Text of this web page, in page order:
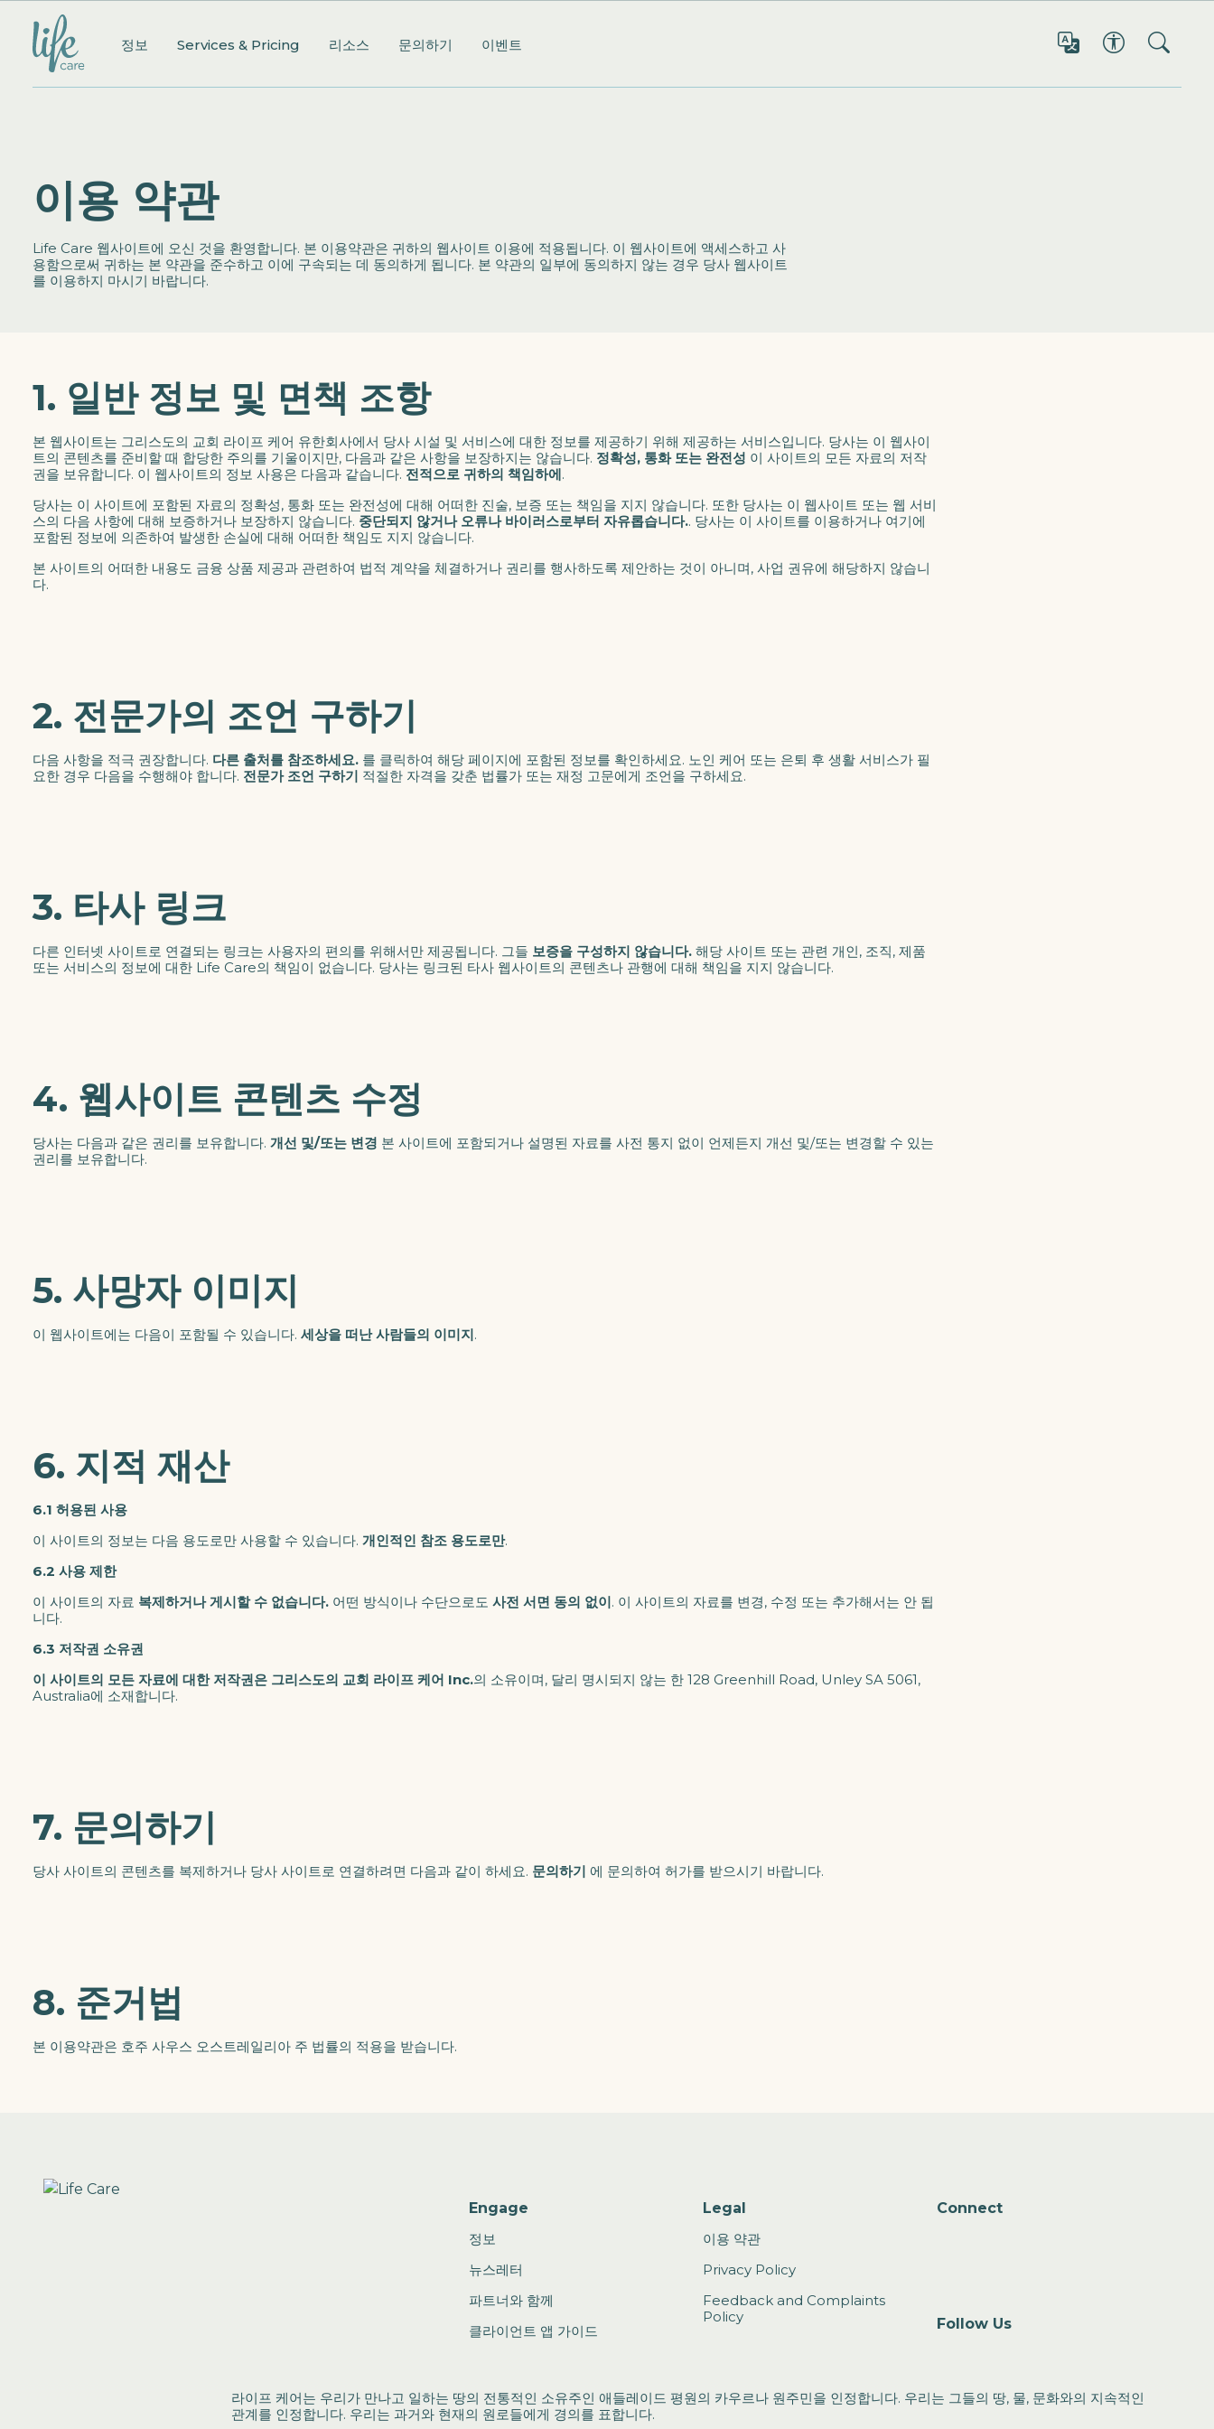
정보 Services & Pricing 리소스 문의하기 이벤트
이용 약관
Life Care 웹사이트에 오신 것을 환영합니다. 본 이용약관은 귀하의 웹사이트 이용에 적용됩니다. 이 웹사이트에 액세스하고 사
용함으로써 귀하는 본 약관을 준수하고 이에 구속되는 데 동의하게 됩니다. 본 약관의 일부에 동의하지 않는 경우 당사 웹사이트
를 이용하지 마시기 바랍니다.
1. 일반 정보 및 면책 조항
본 웹사이트는 그리스도의 교회 라이프 케어 유한회사에서 당사 시설 및 서비스에 대한 정보를 제공하기 위해 제공하는 서비스입니다. 당사는 이 웹사이
트의 콘텐츠를 준비할 때 합당한 주의를 기울이지만, 다음과 같은 사항을 보장하지는 않습니다. 정확성, 통화 또는 완전성 이 사이트의 모든 자료의 저작
권을 보유합니다. 이 웹사이트의 정보 사용은 다음과 같습니다. 전적으로 귀하의 책임하에.
당사는 이 사이트에 포함된 자료의 정확성, 통화 또는 완전성에 대해 어떠한 진술, 보증 또는 책임을 지지 않습니다. 또한 당사는 이 웹사이트 또는 웹 서비
스의 다음 사항에 대해 보증하거나 보장하지 않습니다. 중단되지 않거나 오류나 바이러스로부터 자유롭습니다.. 당사는 이 사이트를 이용하거나 여기에
포함된 정보에 의존하여 발생한 손실에 대해 어떠한 책임도 지지 않습니다.
본 사이트의 어떠한 내용도 금융 상품 제공과 관련하여 법적 계약을 체결하거나 권리를 행사하도록 제안하는 것이 아니며, 사업 권유에 해당하지 않습니
다.
2. 전문가의 조언 구하기
다음 사항을 적극 권장합니다. 다른 출처를 참조하세요. 를 클릭하여 해당 페이지에 포함된 정보를 확인하세요. 노인 케어 또는 은퇴 후 생활 서비스가 필
요한 경우 다음을 수행해야 합니다. 전문가 조언 구하기 적절한 자격을 갖춘 법률가 또는 재정 고문에게 조언을 구하세요.
3. 타사 링크
다른 인터넷 사이트로 연결되는 링크는 사용자의 편의를 위해서만 제공됩니다. 그들 보증을 구성하지 않습니다. 해당 사이트 또는 관련 개인, 조직, 제품
또는 서비스의 정보에 대한 Life Care의 책임이 없습니다. 당사는 링크된 타사 웹사이트의 콘텐츠나 관행에 대해 책임을 지지 않습니다.
4. 웹사이트 콘텐츠 수정
당사는 다음과 같은 권리를 보유합니다. 개선 및/또는 변경 본 사이트에 포함되거나 설명된 자료를 사전 통지 없이 언제든지 개선 및/또는 변경할 수 있는
권리를 보유합니다.
5. 사망자 이미지
이 웹사이트에는 다음이 포함될 수 있습니다. 세상을 떠난 사람들의 이미지.
6. 지적 재산
6.1 허용된 사용
이 사이트의 정보는 다음 용도로만 사용할 수 있습니다. 개인적인 참조 용도로만.
6.2 사용 제한
이 사이트의 자료 복제하거나 게시할 수 없습니다. 어떤 방식이나 수단으로도 사전 서면 동의 없이. 이 사이트의 자료를 변경, 수정 또는 추가해서는 안 됩
니다.
6.3 저작권 소유권
이 사이트의 모든 자료에 대한 저작권은 그리스도의 교회 라이프 케어 Inc.의 소유이며, 달리 명시되지 않는 한 128 Greenhill Road, Unley SA 5061,
Australia에 소재합니다.
7. 문의하기
당사 사이트의 콘텐츠를 복제하거나 당사 사이트로 연결하려면 다음과 같이 하세요. 문의하기 에 문의하여 허가를 받으시기 바랍니다.
8. 준거법
본 이용약관은 호주 사우스 오스트레일리아 주 법률의 적용을 받습니다.
Engage
정보
뉴스레터
파트너와 함께
클라이언트 앱 가이드
Legal
이용 약관
Privacy Policy
Feedback and Complaints
Policy
Connect
Follow Us
라이프 케어는 우리가 만나고 일하는 땅의 전통적인 소유주인 애들레이드 평원의 카우르나 원주민을 인정합니다. 우리는 그들의 땅, 물, 문화와의 지속적인
관계를 인정합니다. 우리는 과거와 현재의 원로들에게 경의를 표합니다.